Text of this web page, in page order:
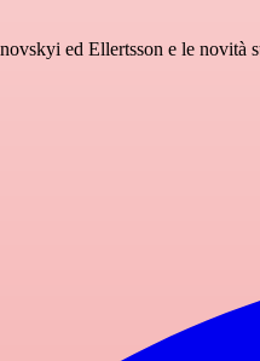
ed Ellertsson e le novità